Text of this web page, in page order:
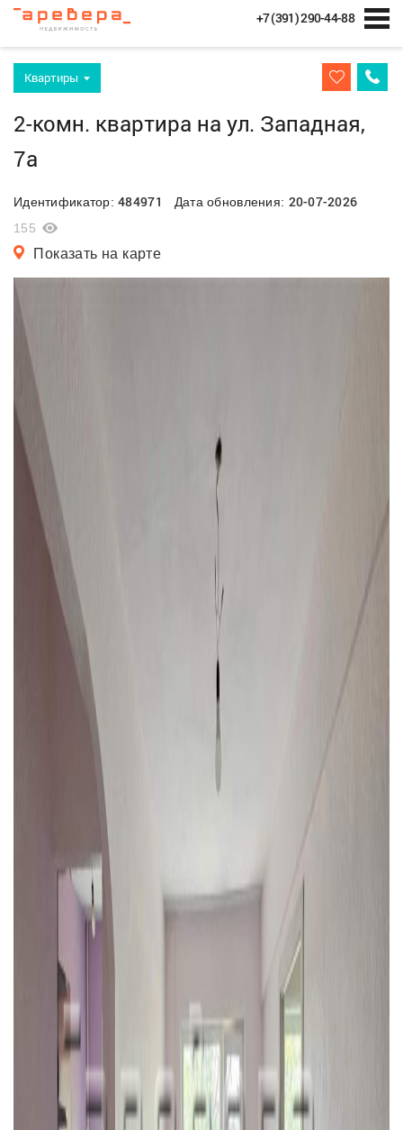
+7 (391) 290-44-88
Квартиры
2-комн. квартира на ул. Западная,
7а
Идентификатор:484971 Дата обновления: 20-07-2026
155
Показать на карте